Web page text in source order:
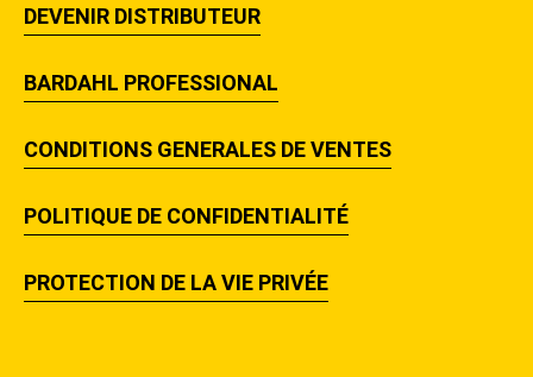
DEVENIR DISTRIBUTEUR
BARDAHL PROFESSIONAL
CONDITIONS GENERALES DE VENTES
POLITIQUE DE CONFIDENTIALITÉ
PROTECTION DE LA VIE PRIVÉE